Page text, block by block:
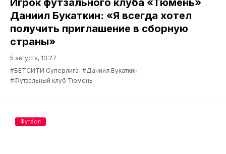
Игрок футзального клуба «Тюмень»
Даниил Букаткин: «Я всегда хотел
получить приглашение в сборную
страны»
5 августа, 13:27
#БЕТСИТИ Суперлига #Даниил Букаткин
#Футзальный клуб Тюмень
Футбол